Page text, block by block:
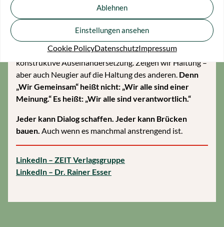
Ablehnen
Einstellungen ansehen
Cookie PolicyDatenschutzImpressum
jeder an seinem Platz – Räume des Zuhörens, des
Dialogs und des Verstehens.
Verein, am Küchentisch. Seien wir mutig genug für die
konstruktive Auseinandersetzung. Zeigen wir Haltung –
aber auch Neugier auf die Haltung des anderen. Denn
„Wir Gemeinsam“ heißt nicht: „Wir alle sind einer
Meinung.“ Es heißt: „Wir alle sind verantwortlich.“
Jeder kann Dialog schaffen. Jeder kann Brücken
bauen. Auch wenn es manchmal anstrengend ist.
LinkedIn – ZEIT Verlagsgruppe
LinkedIn – Dr. Rainer Esser